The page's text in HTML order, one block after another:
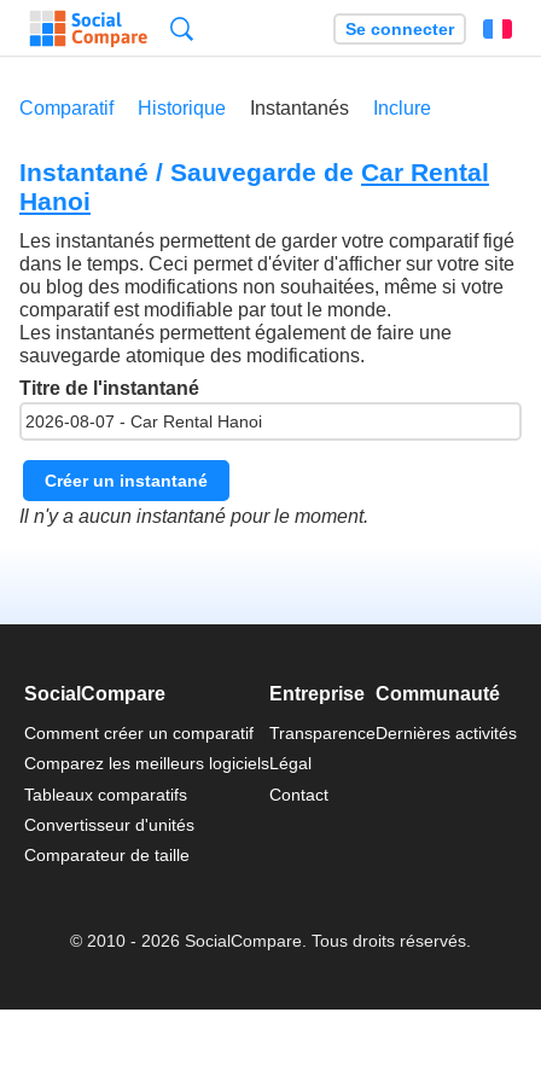
Se connecter
Comparatif Historique Instantanés Inclure
Instantané / Sauvegarde de Car Rental
Hanoi
Les instantanés permettent de garder votre comparatif figé
dans le temps. Ceci permet d'éviter d'afficher sur votre site
ou blog des modifications non souhaitées, même si votre
comparatif est modifiable par tout le monde.
Les instantanés permettent également de faire une
sauvegarde atomique des modifications.
Titre de l'instantané
Créer un instantané
Il n'y a aucun instantané pour le moment.
SocialCompare
Comment créer un comparatif
Comparez les meilleurs logiciels
Tableaux comparatifs
Convertisseur d'unités
Comparateur de taille
Entreprise
Transparence
Légal
Contact
Communauté
Dernières activités
© 2010 - 2026 SocialCompare. Tous droits réservés.